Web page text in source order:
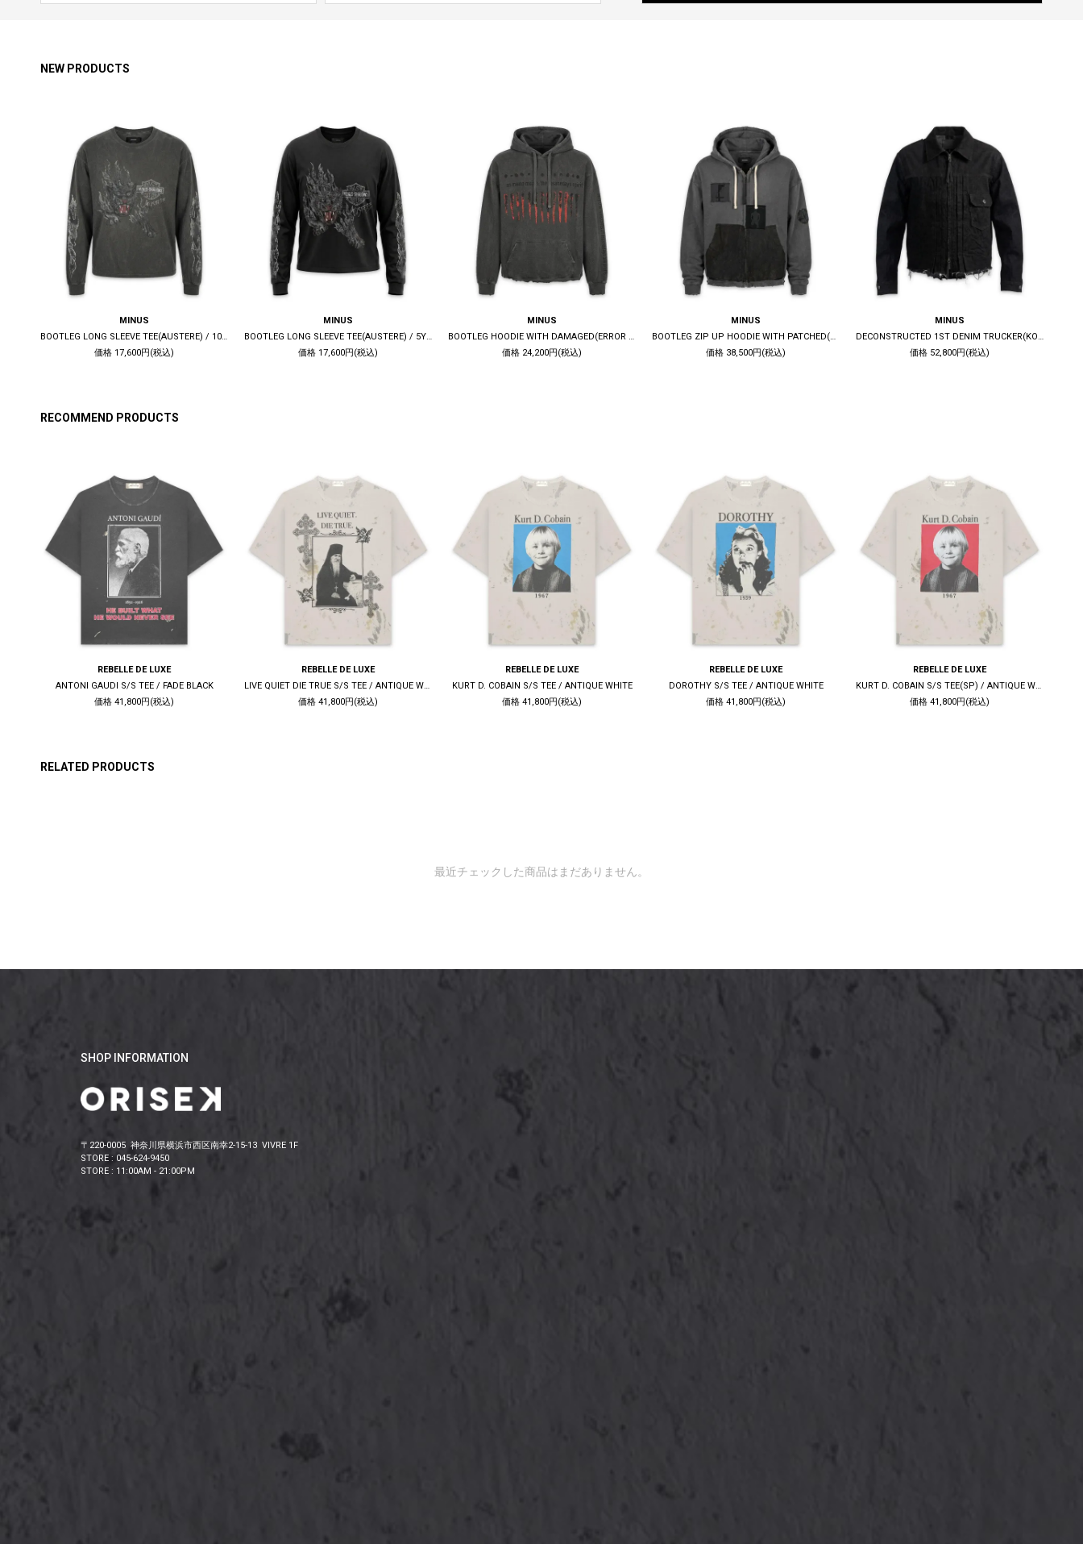
NEW PRODUCTS
MINUS
BOOTLEG LONG SLEEVE TEE(AUSTERE) / 10YEARS BLACK
価格 17,600円(税込)
MINUS
BOOTLEG LONG SLEEVE TEE(AUSTERE) / 5YEARS BLACK
価格 17,600円(税込)
MINUS
BOOTLEG HOODIE WITH DAMAGED(ERROR S) / 10YEARS BLACK
価格 24,200円(税込)
MINUS
BOOTLEG ZIP UP HOODIE WITH PATCHED(MIN) / 10YEARS BLACK
価格 38,500円(税込)
MINUS
DECONSTRUCTED 1ST DENIM TRUCKER(KOJIMA) / BLACK
価格 52,800円(税込)
RECOMMEND PRODUCTS
REBELLE DE LUXE
ANTONI GAUDI S/S TEE / FADE BLACK
価格 41,800円(税込)
REBELLE DE LUXE
LIVE QUIET DIE TRUE S/S TEE / ANTIQUE WHITE
価格 41,800円(税込)
REBELLE DE LUXE
KURT D. COBAIN S/S TEE / ANTIQUE WHITE
価格 41,800円(税込)
REBELLE DE LUXE
DOROTHY S/S TEE / ANTIQUE WHITE
価格 41,800円(税込)
REBELLE DE LUXE
KURT D. COBAIN S/S TEE(SP) / ANTIQUE WHITE
価格 41,800円(税込)
RELATED PRODUCTS
最近チェックした商品はまだありません。
SHOP INFORMATION
〒220-0005 神奈川県横浜市西区南幸2-15-13 VIVRE 1F
STORE : 045-624-9450
STORE : 11:00AM - 21:00PM